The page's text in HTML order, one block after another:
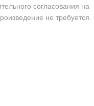
согласования на
не требуется.